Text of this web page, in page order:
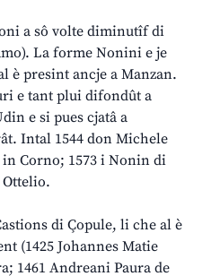
a sô volte diminutîf di
La forme Nonini e je
è presint ancje a Manzan.
e tant plui difondût a
e si pues cjatâ a
Intal 1544 don Michele
Corno; 1573 i Nonin di
di Çopule, li che al è
(1425 Johannes Matie
1461 Andreani Paura de